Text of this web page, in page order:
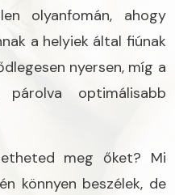
olyanfomán, ahogy
a helyiek által fiúnak
nyersen, míg a
optimálisabb
meg őket? Mi
könnyen beszélek, de